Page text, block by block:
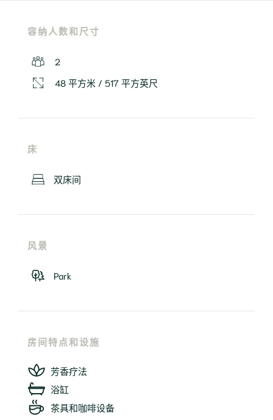
容纳人数和尺寸
2
48 平方米 / 517 平方英尺
床
双床间
风景
Park
房间特点和设施
芳香疗法
浴缸
茶具和咖啡设备